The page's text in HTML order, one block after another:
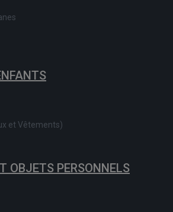
et Vêtements)
OBJETS PERSONNELS